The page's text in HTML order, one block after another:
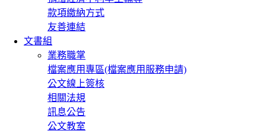
款項繳納方式
友善連結
文書組
業務職掌
檔案應用專區(檔案應用服務申請)
公文線上簽核
相關法規
訊息公告
公文教室